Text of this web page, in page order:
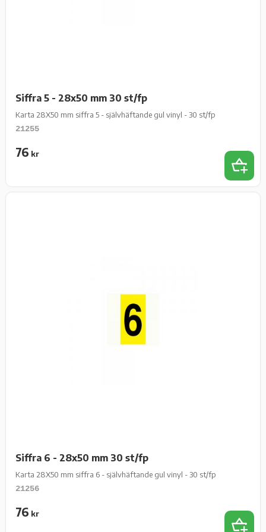
Siffra 5 - 28x50 mm 30 st/fp
Karta 28X50 mm siffra 5 - självhäftande gul vinyl - 30 st/fp
21255
76 kr
Siffra 6 - 28x50 mm 30 st/fp
Karta 28X50 mm siffra 6 - självhäftande gul vinyl - 30 st/fp
21256
76 kr